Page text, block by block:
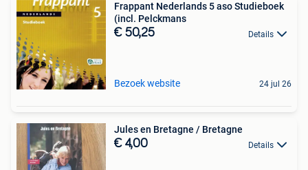
Frappant Nederlands 5 aso Studieboek
(incl. Pelckmans
€ 50,25 Details
Bezoek website 24 jul 26
Jules en Bretagne / Bretagne
€ 4,00 Details